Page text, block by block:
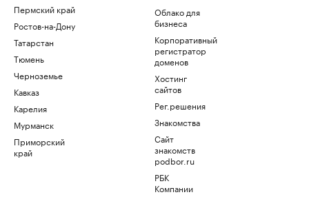
Пермский край
Ростов-на-Дону
Татарстан
Тюмень
Черноземье
Кавказ
Карелия
Мурманск
Приморский
край
Облако для
бизнеса
Корпоративный
регистратор
доменов
Хостинг
сайтов
Рег.решения
Знакомства
Сайт
знакомств
podbor.ru
РБК
Компании